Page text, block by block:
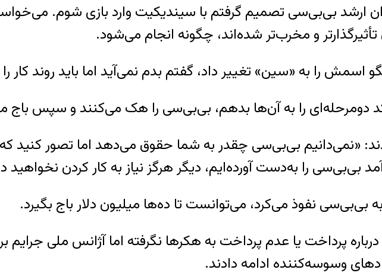
ارشد بی‌بی‌سی تصمیم گرفتم با سیندیکیت وارد بازی شوم.
و مخرب‌تر شده‌اند، چگونه انجام می‌شود.
اسمش را به «سین» تغییر داد، گفتم بدم نمی‌آید اما باید روند کار را
کد دومرحله‌ای را به آن‌ها بدهم، بی‌بی‌سی را هک می‌کنند و سپس
بی‌بی‌سی را به‌دست آورده‌ایم، دیگر هرگز نیاز به کار کردن
بی‌بی‌سی نفوذ می‌کرد، می‌توانست تا ده‌ها میلیون دلار باج بگیرد.
پرداخت یا عدم پرداخت به هکرها نگرفته اما آژانس ملی جرایم
وسوسه‌کننده ادامه دادند.